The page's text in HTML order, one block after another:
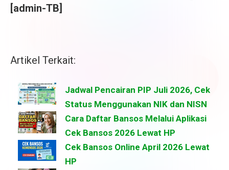
[admin-TB]
Artikel Terkait:
Jadwal Pencairan PIP Juli 2026, Cek
Status Menggunakan NIK dan NISN
Cara Daftar Bansos Melalui Aplikasi
Cek Bansos 2026 Lewat HP
Cek Bansos Online April 2026 Lewat
HP